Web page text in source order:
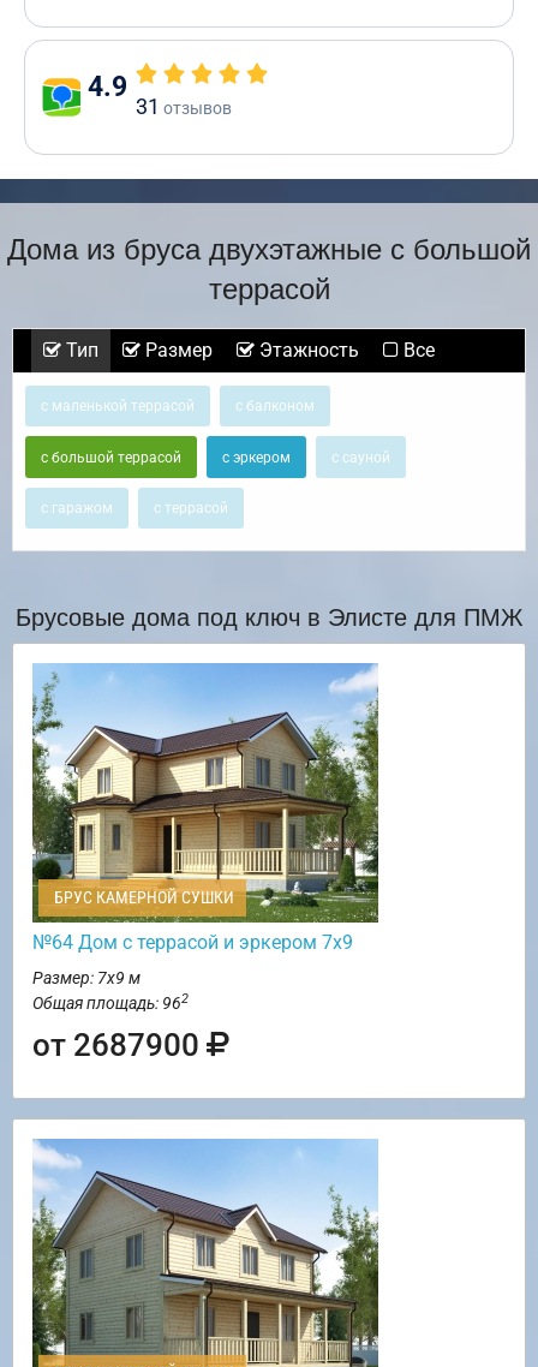
4.9
31 отзывов
Дома из бруса двухэтажные с большой
террасой
Тип Размер Этажность Все
с маленькой террасой с балконом
с большой террасой с эркером с сауной
с гаражом с террасой
Брусовые дома под ключ в Элисте для ПМЖ
БРУС КАМЕРНОЙ СУШКИ
№64 Дом с террасой и эркером 7х9
Размер: 7х9 м
Общая площадь: 962
от 2687900